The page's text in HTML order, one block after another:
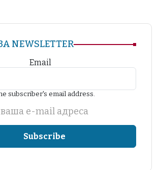
NEWSLETTER
Email
subscriber's email address.
ваша е-mail адреса